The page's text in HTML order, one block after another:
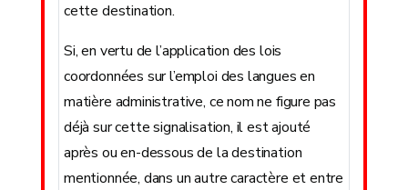
cette destination.
Si, en vertu de l’application des lois
coordonnées sur l’emploi des langues en
matière administrative, ce nom ne figure pas
déjà sur cette signalisation, il est ajouté
après ou en-dessous de la destination
mentionnée, dans un autre caractère et entre